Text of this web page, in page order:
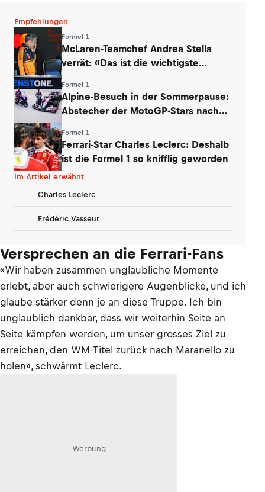
Empfehlungen
Formel 1
McLaren-Teamchef Andrea Stella
verrät: «Das ist die wichtigste
Formel 1
Alpine-Besuch in der Sommerpause:
Abstecher der MotoGP-Stars nach
Formel 1
Ferrari-Star Charles Leclerc: Deshalb
ist die Formel 1 so knifflig geworden
Im Artikel erwähnt
Charles Leclerc
Frédéric Vasseur
Versprechen an die Ferrari-Fans
«Wir haben zusammen unglaubliche Momente
erlebt, aber auch schwierigere Augenblicke, und ich
glaube stärker denn je an diese Truppe. Ich bin
unglaublich dankbar, dass wir weiterhin Seite an
Seite kämpfen werden, um unser grosses Ziel zu
erreichen, den WM-Titel zurück nach Maranello zu
holen», schwärmt Leclerc.
Werbung